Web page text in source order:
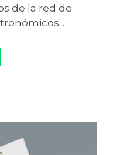
de la red de